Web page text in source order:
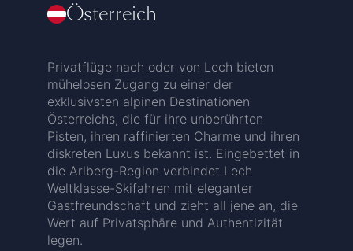
Österreich
Privatflüge nach oder von Lech bieten
mühelosen Zugang zu einer der
exklusivsten alpinen Destinationen
Österreichs, die für ihre unberührten
Pisten, ihren raffinierten Charme und ihren
diskreten Luxus bekannt ist. Eingebettet in
die Arlberg-Region verbindet Lech
Weltklasse-Skifahren mit eleganter
Gastfreundschaft und zieht all jene an, die
Wert auf Privatsphäre und Authentizität
legen.